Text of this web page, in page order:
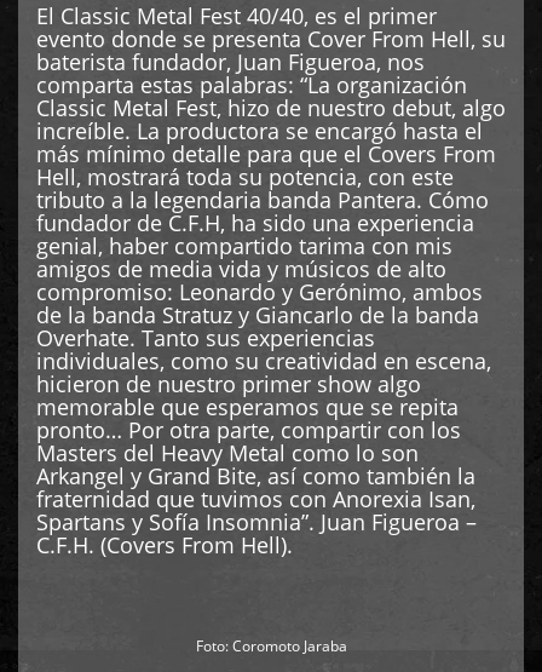
El Classic Metal Fest 40/40, es el primer
evento donde se presenta Cover From Hell, su
baterista fundador, Juan Figueroa, nos
comparta estas palabras: “La organización
Classic Metal Fest, hizo de nuestro debut, algo
increíble. La productora se encargó hasta el
más mínimo detalle para que el Covers From
Hell, mostrará toda su potencia, con este
tributo a la legendaria banda Pantera. Cómo
fundador de C.F.H, ha sido una experiencia
genial, haber compartido tarima con mis
amigos de media vida y músicos de alto
compromiso: Leonardo y Gerónimo, ambos
de la banda Stratuz y Giancarlo de la banda
Overhate. Tanto sus experiencias
individuales, como su creatividad en escena,
hicieron de nuestro primer show algo
memorable que esperamos que se repita
pronto… Por otra parte, compartir con los
Masters del Heavy Metal como lo son
Arkangel y Grand Bite, así como también la
fraternidad que tuvimos con Anorexia Isan,
Spartans y Sofía Insomnia”. Juan Figueroa –
C.F.H. (Covers From Hell).
Foto: Coromoto Jaraba